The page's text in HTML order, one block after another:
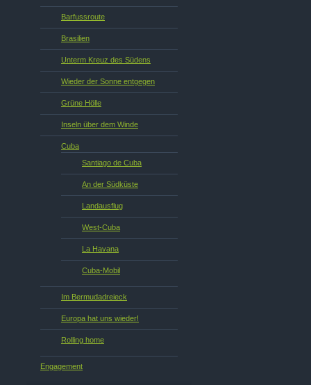
Barfussroute
Brasilien
Unterm Kreuz des Südens
Wieder der Sonne entgegen
Grüne Hölle
Inseln über dem Winde
Cuba
Santiago de Cuba
An der Südküste
Landausflug
West-Cuba
La Havana
Cuba-Mobil
Im Bermudadreieck
Europa hat uns wieder!
Rolling home
Engagement